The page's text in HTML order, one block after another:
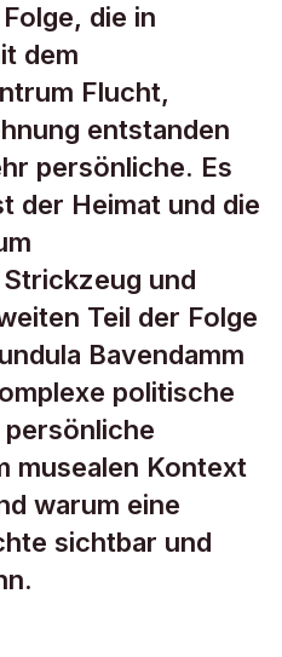
die in
dem
Flucht,
entstanden
persönliche. Es
der Heimat und die
und
Teil der Folge
Bavendamm
politische
musealen Kontext
warum eine
sichtbar und